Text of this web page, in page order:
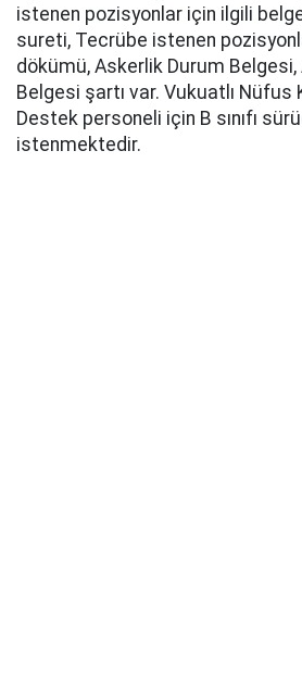
istenen pozisyonlar için ilgili
sureti, Tecrübe istenen
dökümü, Askerlik Durum
Belgesi şartı var. Vukuatlı Nüfus
Destek personeli için B sınıfı
istenmektedir.